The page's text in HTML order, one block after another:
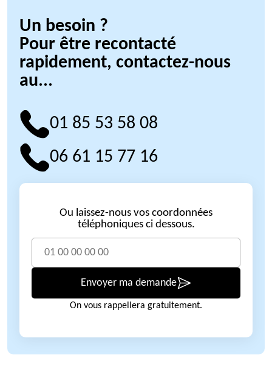
Un besoin ?
Pour être recontacté
rapidement, contactez-nous
au...
01 85 53 58 08
06 61 15 77 16
Ou laissez-nous vos coordonnées
téléphoniques ci dessous.
Envoyer ma demande
On vous rappellera gratuitement.